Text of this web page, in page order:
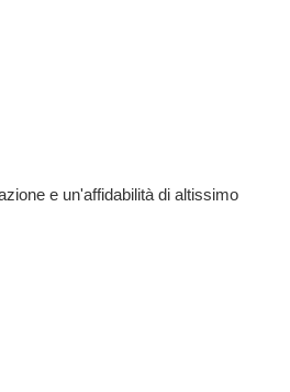
e un'affidabilità di altissimo